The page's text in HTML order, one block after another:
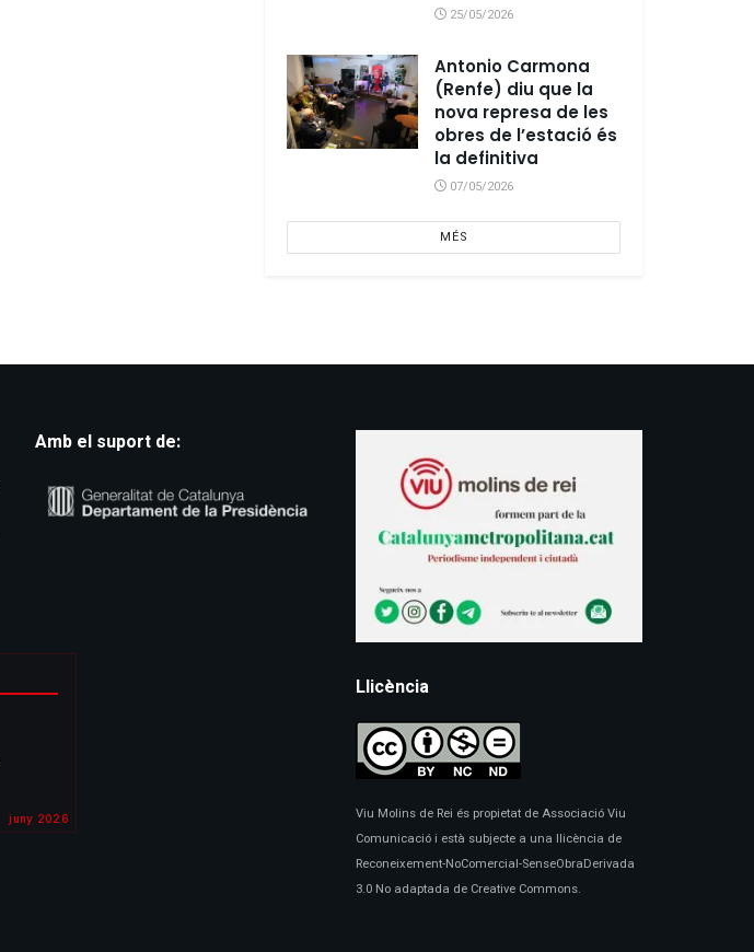
25/05/2026
Antonio Carmona
(Renfe) diu que la
nova represa de les
obres de l’estació és
la definitiva
07/05/2026
MÉS
Amb el suport de:
Llicència
Viu Molins de Rei és propietat de Associació Viu
Comunicació i està subjecte a una llicència de
Reconeixement-NoComercial-SenseObraDerivada
3.0 No adaptada de Creative Commons.